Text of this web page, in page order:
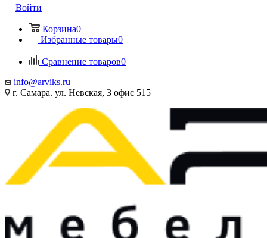
Войти
Корзина0
Избранные товары0
Сравнение товаров0
info@arviks.ru
г. Самара. ул. Невская, 3 офис 515